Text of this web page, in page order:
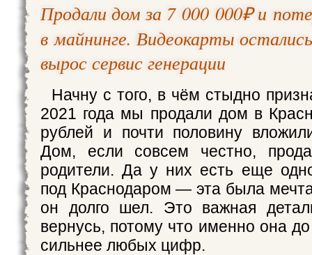
Продали дом за 7 000 000₽ и
в майнинге. Видеокарты
вырос сервис генерации
Начну с того, в чём стыдно
2021 года мы продали дом в
рублей и почти половину
Дом, если совсем честно,
родители. Да у них есть еще
под Краснодаром — эта была
он долго шел. Это важная
вернусь, потому что именно она
сильнее любых цифр.